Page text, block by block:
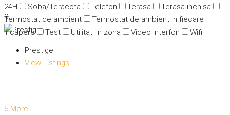
24H
Soba/Teracota Telefon Terasa
Terasa inchisa
Termostat de ambient
Termostat de ambient in fiecare
incapere
Test Utilitati in zona Video interfon Wifi
9
Prestige
View Listings
6 More